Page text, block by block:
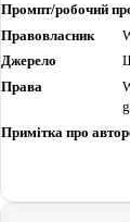
Промпт/робочий
Правовласник
Джерело
Права
Примітка про